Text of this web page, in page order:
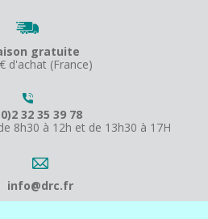
gratuite
d'achat (France)
32 35 39 78
8h30 à 12h et de 13h30 à 17H
info@drc.fr